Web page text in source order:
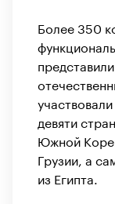
Более 350
девяти
Южной
Грузии, а
из Египта.